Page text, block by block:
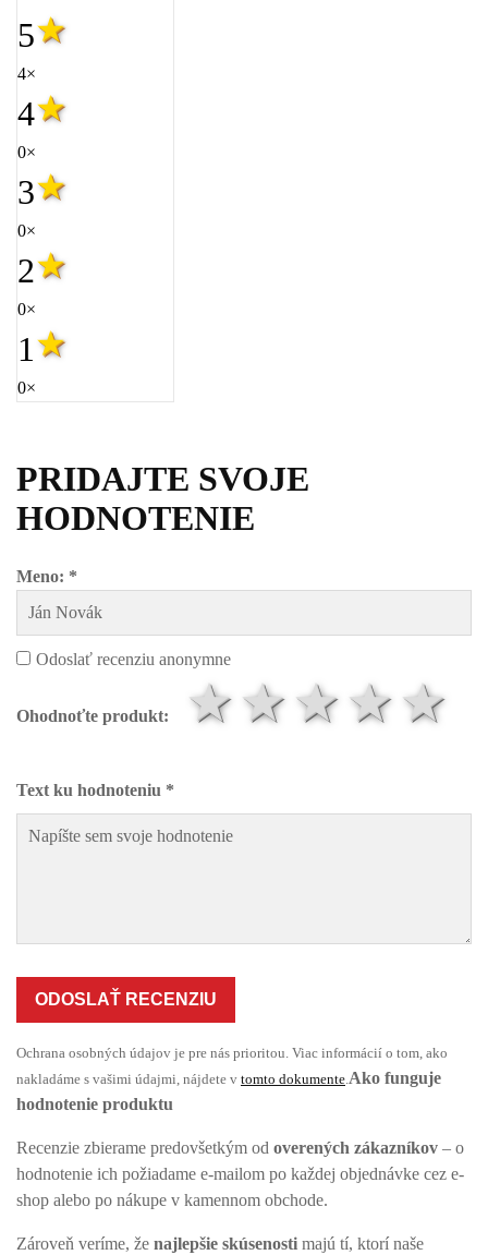
5
4×
4
0×
3
0×
2
0×
1
0×
PRIDAJTE SVOJE
HODNOTENIE
Meno: *
Odoslať recenziu anonymne
Ohodnoťte produkt: 4
3
2
1
Text ku hodnoteniu *
ODOSLAŤ RECENZIU
Ochrana osobných údajov je pre nás prioritou. Viac informácií o tom, ako
nakladáme s vašimi údajmi, nájdete v tomto dokumente.Ako funguje
hodnotenie produktu
Recenzie zbierame predovšetkým od overených zákazníkov – o
hodnotenie ich požiadame e-mailom po každej objednávke cez e-
shop alebo po nákupe v kamennom obchode.
Zároveň veríme, že najlepšie skúsenosti majú tí, ktorí naše